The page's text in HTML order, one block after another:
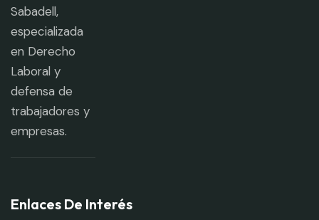
Sabadell,
especializada
en Derecho
Laboral y
defensa de
trabajadores y
empresas.
Enlaces De Interés